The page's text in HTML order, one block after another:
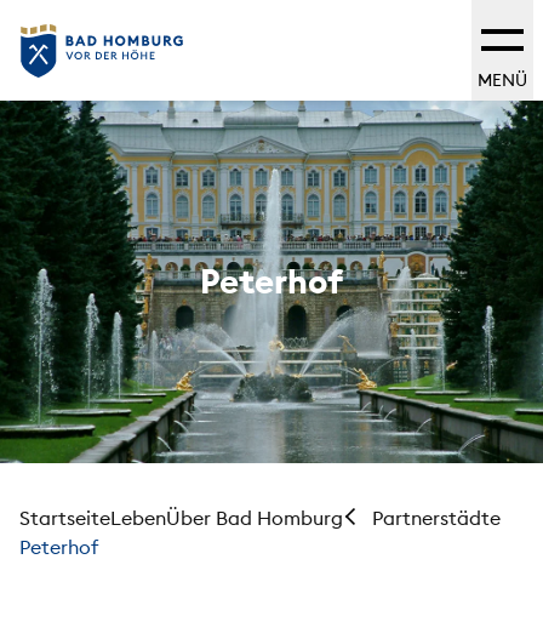
MENÜ
Peterhof
StartseiteLebenÜber Bad Homburg
Partnerstädte
Peterhof